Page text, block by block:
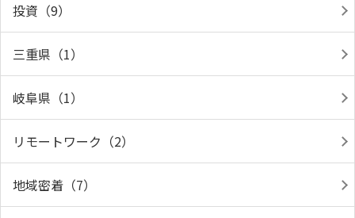
投資（9）
三重県（1）
岐阜県（1）
リモートワーク（2）
地域密着（7）